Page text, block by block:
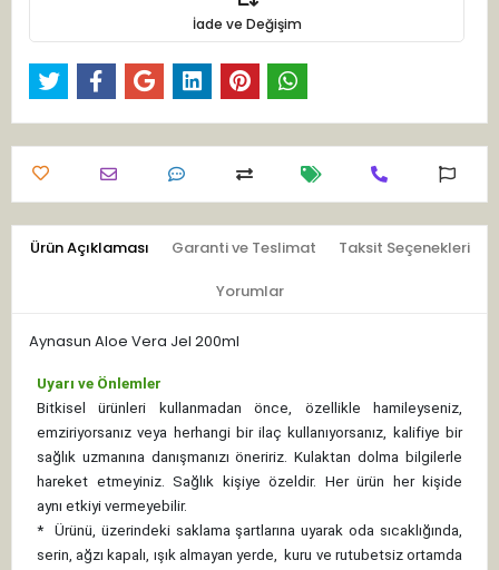
İade ve Değişim
Ürün Açıklaması Garanti ve Teslimat Taksit Seçenekleri
Yorumlar
Aynasun Aloe Vera Jel 200ml
Uyarı ve Önlemler
Bitkisel ürünleri kullanmadan önce, özellikle hamileyseniz,
emziriyorsanız veya herhangi bir ilaç kullanıyorsanız, kalifiye bir
sağlık uzmanına danışmanızı öneririz. Kulaktan dolma bilgilerle
hareket etmeyiniz. Sağlık kişiye özeldir. Her ürün her kişide
aynı etkiyi vermeyebilir.
*
Ürünü, üzerindeki saklama şartlarına uyarak oda sıcaklığında,
serin, ağzı kapalı, ışık almayan yerde, kuru ve rutubetsiz ortamda